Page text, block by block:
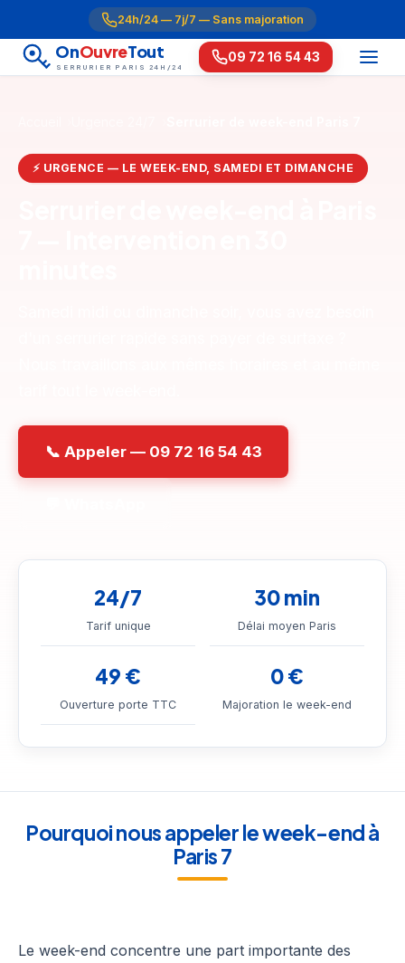
24h/24 — 7j/7 — Sans majoration
OnOuvreTout
SERRURIER PARIS 24H/24
09 72 16 54 43
⚡ URGENCE — LE WEEK-END, SAMEDI ET DIMANCHE
📞 Appeler — 09 72 16 54 43
24/7
Tarif unique
30 min
Délai moyen Paris
49 €
Ouverture porte TTC
0 €
Majoration le week-end
Pourquoi nous appeler le week-end à
Paris 7
Le week-end concentre une part importante des